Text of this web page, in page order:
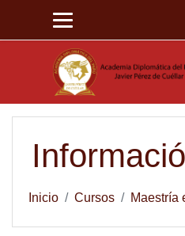
Inicio Cursos Maestría